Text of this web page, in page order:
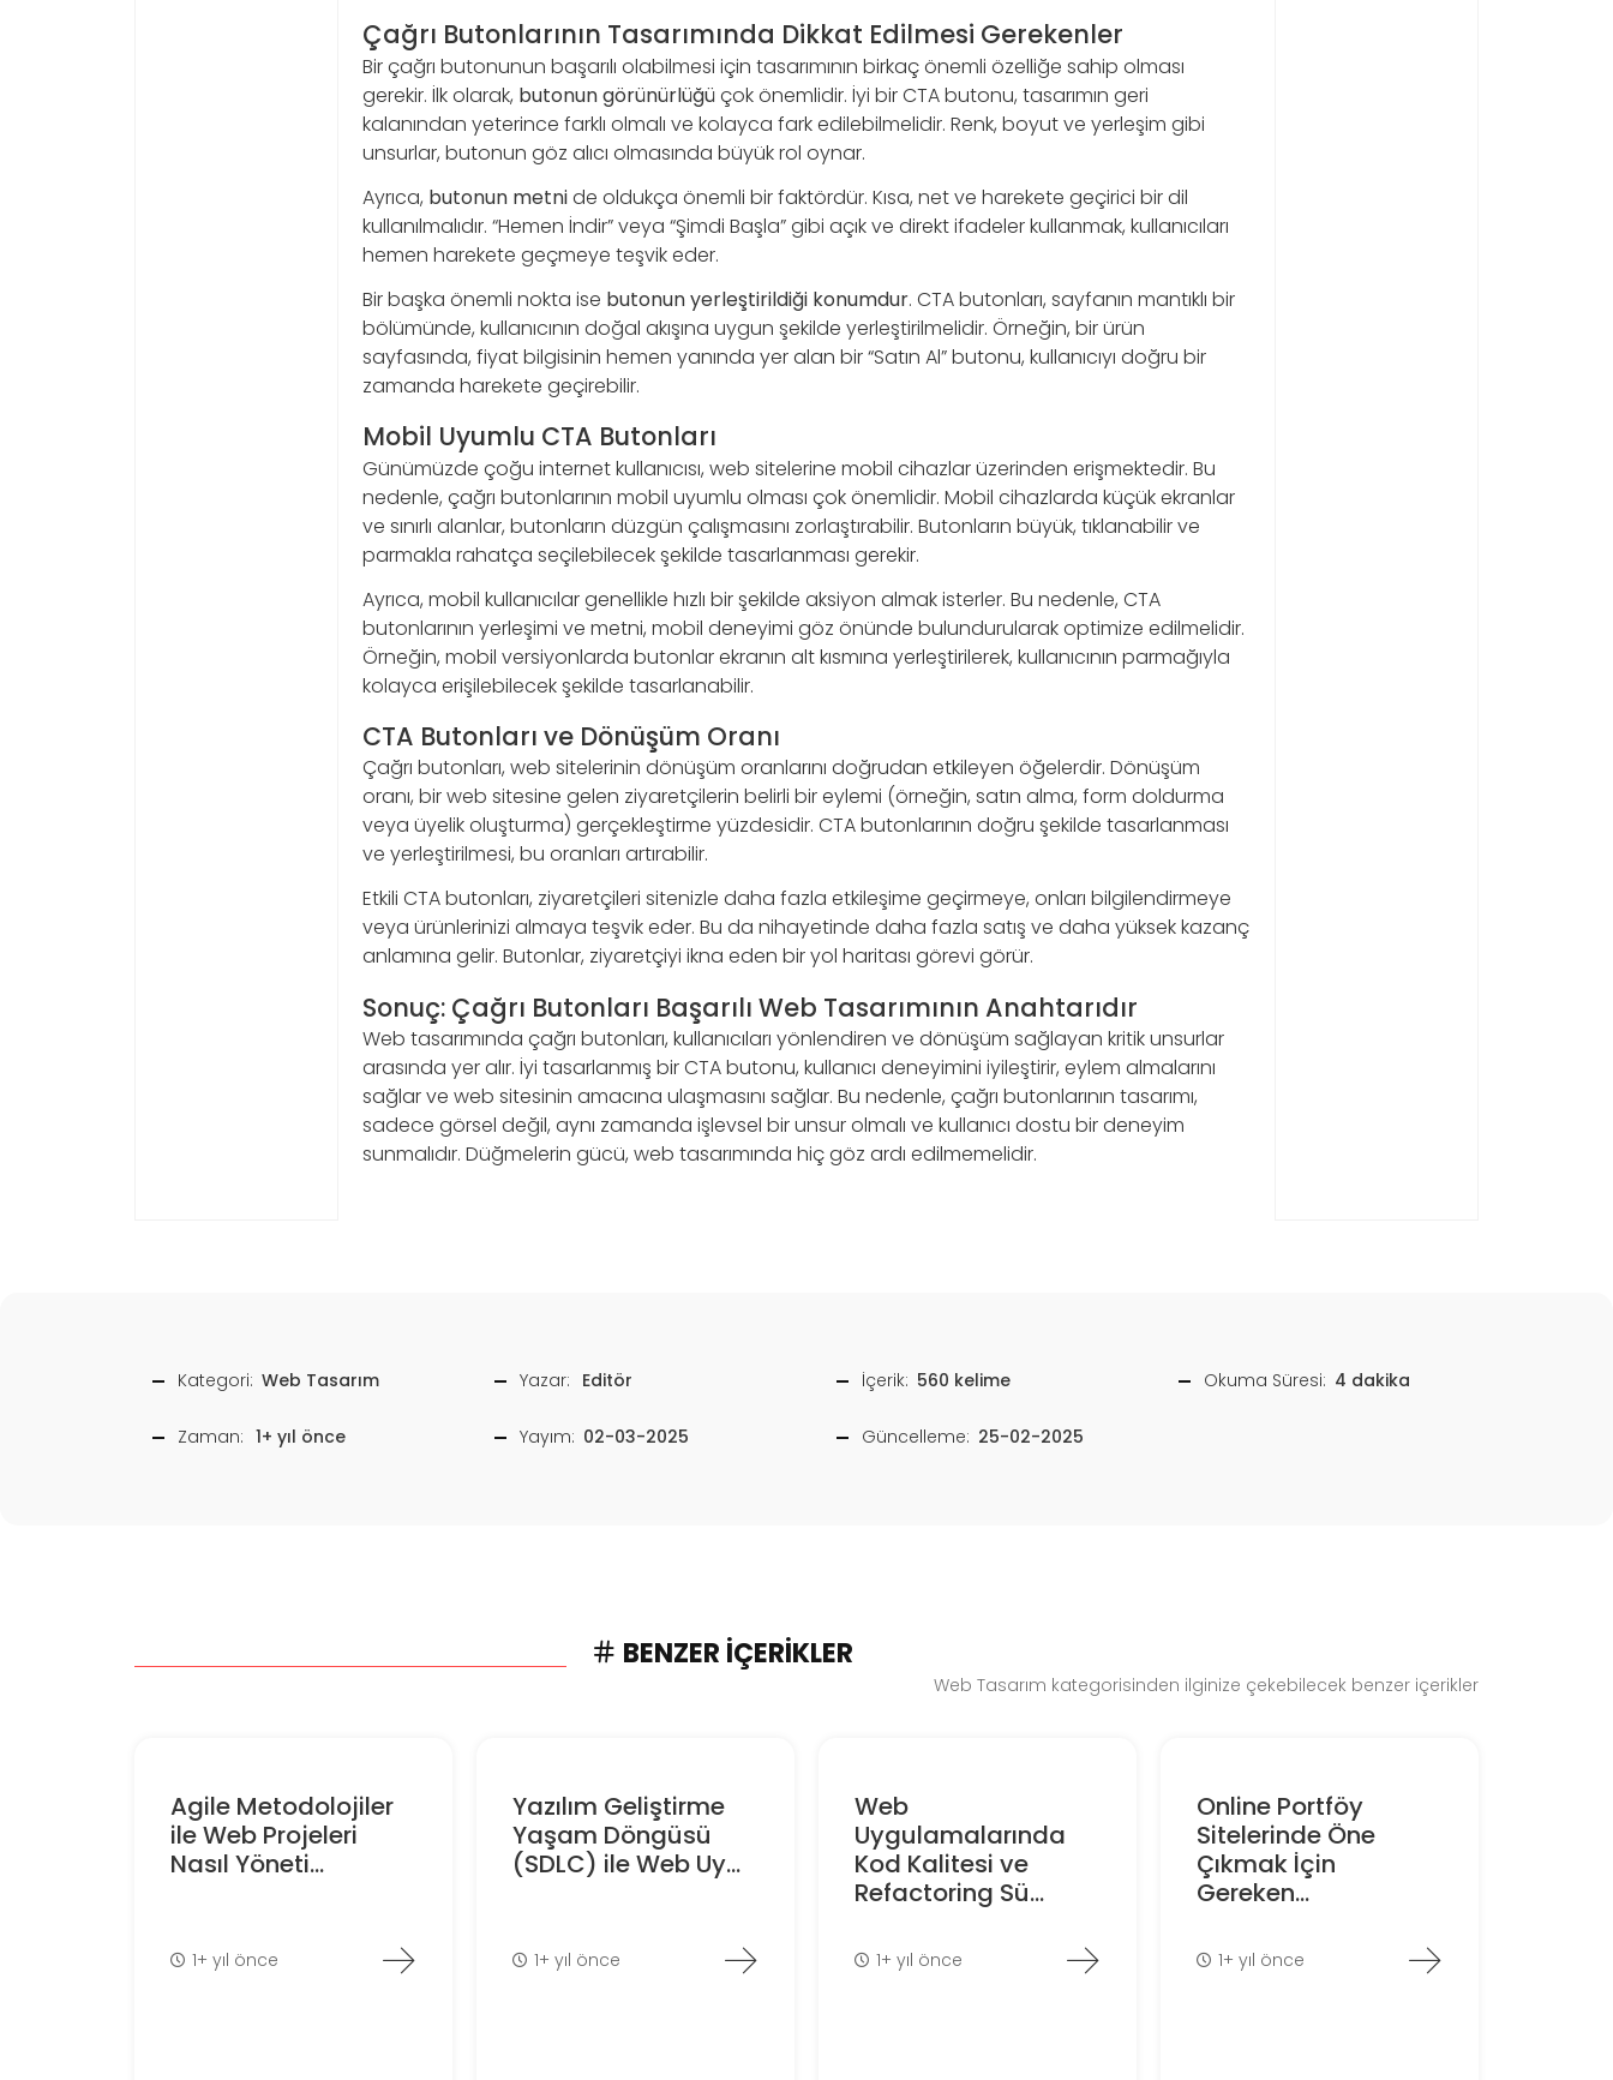
Çağrı Butonlarının Tasarımında Dikkat Edilmesi Gerekenler
Bir çağrı butonunun başarılı olabilmesi için tasarımının birkaç önemli özelliğe sahip olması
gerekir. İlk olarak, butonun görünürlüğüçok önemlidir. İyi bir CTA butonu, tasarımın geri
kalanından yeterince farklı olmalı ve kolayca fark edilebilmelidir. Renk, boyut ve yerleşim gibi
unsurlar, butonun göz alıcı olmasında büyük rol oynar.
Ayrıca, butonun metnide oldukça önemli bir faktördür. Kısa, net ve harekete geçirici bir dil
kullanılmalıdır. “Hemen İndir” veya “Şimdi Başla” gibi açık ve direkt ifadeler kullanmak, kullanıcıları
hemen harekete geçmeye teşvik eder.
Bir başka önemli nokta ise butonun yerleştirildiği konumdur. CTA butonları, sayfanın mantıklı bir
bölümünde, kullanıcının doğal akışına uygun şekilde yerleştirilmelidir. Örneğin, bir ürün
sayfasında, fiyat bilgisinin hemen yanında yer alan bir “Satın Al” butonu, kullanıcıyı doğru bir
zamanda harekete geçirebilir.
Mobil Uyumlu CTA Butonları
Günümüzde çoğu internet kullanıcısı, web sitelerine mobil cihazlar üzerinden erişmektedir. Bu
nedenle, çağrı butonlarının mobil uyumlu olması çok önemlidir. Mobil cihazlarda küçük ekranlar
ve sınırlı alanlar, butonların düzgün çalışmasını zorlaştırabilir. Butonların büyük, tıklanabilir ve
parmakla rahatça seçilebilecek şekilde tasarlanması gerekir.
Ayrıca, mobil kullanıcılar genellikle hızlı bir şekilde aksiyon almak isterler. Bu nedenle, CTA
butonlarının yerleşimi ve metni, mobil deneyimi göz önünde bulundurularak optimize edilmelidir.
Örneğin, mobil versiyonlarda butonlar ekranın alt kısmına yerleştirilerek, kullanıcının parmağıyla
kolayca erişilebilecek şekilde tasarlanabilir.
CTA Butonları ve Dönüşüm Oranı
Çağrı butonları, web sitelerinin dönüşüm oranlarını doğrudan etkileyen öğelerdir. Dönüşüm
oranı, bir web sitesine gelen ziyaretçilerin belirli bir eylemi (örneğin, satın alma, form doldurma
veya üyelik oluşturma) gerçekleştirme yüzdesidir. CTA butonlarının doğru şekilde tasarlanması
ve yerleştirilmesi, bu oranları artırabilir.
Etkili CTA butonları, ziyaretçileri sitenizle daha fazla etkileşime geçirmeye, onları bilgilendirmeye
veya ürünlerinizi almaya teşvik eder. Bu da nihayetinde daha fazla satış ve daha yüksek kazanç
anlamına gelir. Butonlar, ziyaretçiyi ikna eden bir yol haritası görevi görür.
Sonuç: Çağrı Butonları Başarılı Web Tasarımının Anahtarıdır
Web tasarımında çağrı butonları, kullanıcıları yönlendiren ve dönüşüm sağlayan kritik unsurlar
arasında yer alır. İyi tasarlanmış bir CTA butonu, kullanıcı deneyimini iyileştirir, eylem almalarını
sağlar ve web sitesinin amacına ulaşmasını sağlar. Bu nedenle, çağrı butonlarının tasarımı,
sadece görsel değil, aynı zamanda işlevsel bir unsur olmalı ve kullanıcı dostu bir deneyim
sunmalıdır. Düğmelerin gücü, web tasarımında hiç göz ardı edilmemelidir.
Kategori: Web Tasarım Yazar: Editör İçerik: 560 kelime Okuma Süresi: 4 dakika
Zaman: 1+ yıl önce Yayım: 02-03-2025 Güncelleme: 25-02-2025
BENZER İÇERIKLER
Web Tasarım kategorisinden ilginize çekebilecek benzer içerikler
Agile Metodolojiler
ile Web Projeleri
Nasıl Yöneti...
1+ yıl önce
Yazılım Geliştirme
Yaşam Döngüsü
(SDLC) ile Web Uy...
1+ yıl önce
Web
Uygulamalarında
Kod Kalitesi ve
Refactoring Sü...
1+ yıl önce
Online Portföy
Sitelerinde Öne
Çıkmak İçin
Gereken...
1+ yıl önce